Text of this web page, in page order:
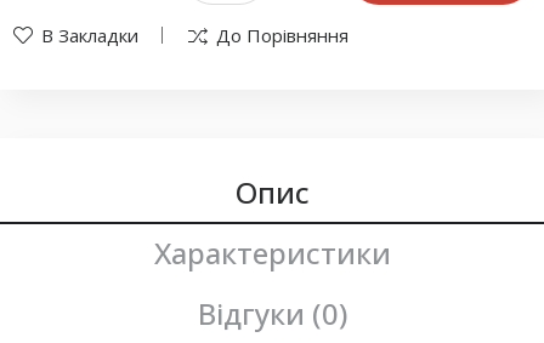
В Закладки До Порівняння
Опис
Характеристики
Відгуки (0)